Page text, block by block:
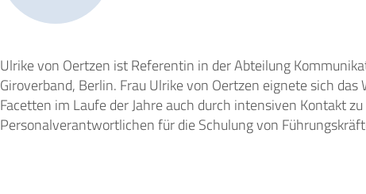
Ulrike von Oertzen ist Referentin in der Abteilung
Giroverband, Berlin. Frau Ulrike von Oertzen eignete sich
Facetten im Laufe der Jahre auch durch intensiven Kontakt
Personalverantwortlichen für die Schulung von